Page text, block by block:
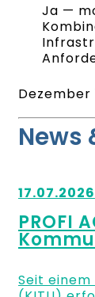
Ja —
Dezember
News
17.07.2026
PROFI
Seit einem